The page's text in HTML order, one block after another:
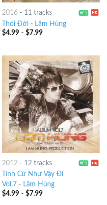
2016- 11 tracks
Thói Đời- Lâm Hùng
$4.99- $7.99
2012- 12 tracks
Tình Cứ Như Vậy Đi
Vol.7 - Lâm Hùng
$4.99- $7.99